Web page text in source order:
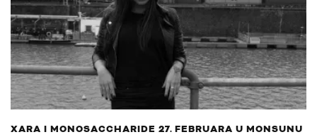
XARA I MONOSACCHARIDE 27. FEBRUARA U MONSUNU